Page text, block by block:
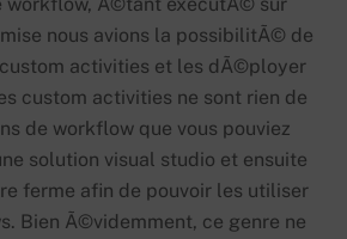
nous avions la possibilitÃ© de
activities et les dÃ©ployer
custom activities ne sont rien de
de workflow que vous pouviez
solution visual studio et ensuite
ferme afin de pouvoir les utiliser
Bien Ã©videmment, ce genre ne